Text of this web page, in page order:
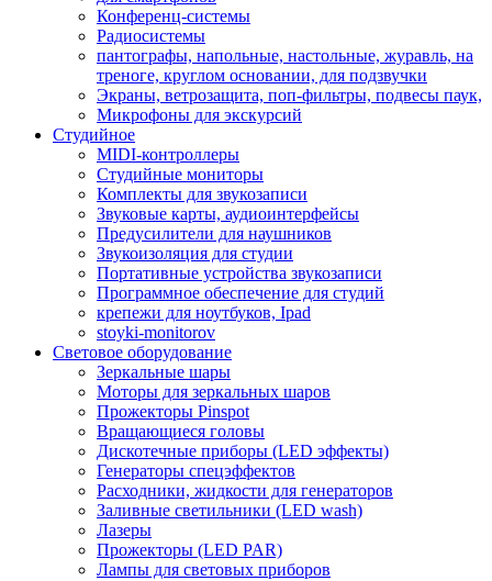
Конференц-системы
Радиосистемы
пантографы, напольные, настольные, журавль, на
треноге, круглом основании, для подзвучки
Экраны, ветрозащита, поп-фильтры, подвесы паук,
Микрофоны для экскурсий
Студийное
MIDI-контроллеры
Студийные мониторы
Комплекты для звукозаписи
Звуковые карты, аудиоинтерфейсы
Предусилители для наушников
Звукоизоляция для студии
Портативные устройства звукозаписи
Программное обеспечение для студий
крепежи для ноутбуков, Ipad
stoyki-monitorov
Световое оборудование
Зеркальные шары
Моторы для зеркальных шаров
Прожекторы Pinspot
Вращающиеся головы
Дискотечные приборы (LED эффекты)
Генераторы спецэффектов
Расходники, жидкости для генераторов
Заливные светильники (LED wash)
Лазеры
Прожекторы (LED PAR)
Лампы для световых приборов